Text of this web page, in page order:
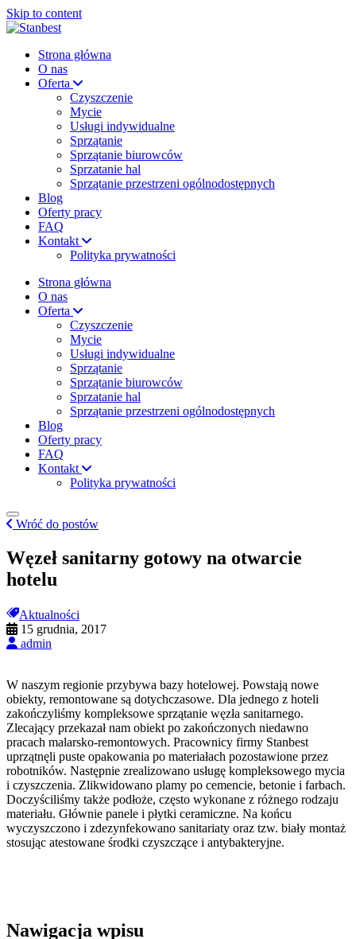
Skip to content
Strona główna
O nas
Oferta
Czyszczenie
Mycie
Usługi indywidualne
Sprzątanie
Sprzątanie biurowców
Sprzatanie hal
Sprzątanie przestrzeni ogólnodostępnych
Blog
Oferty pracy
FAQ
Kontakt
Polityka prywatności
Strona główna
O nas
Oferta
Czyszczenie
Mycie
Usługi indywidualne
Sprzątanie
Sprzątanie biurowców
Sprzatanie hal
Sprzątanie przestrzeni ogólnodostępnych
Blog
Oferty pracy
FAQ
Kontakt
Polityka prywatności
Wróć do postów
Węzeł sanitarny gotowy na otwarcie
hotelu
Aktualności
15 grudnia, 2017
admin
W naszym regionie przybywa bazy hotelowej. Powstają nowe
obiekty, remontowane są dotychczasowe. Dla jednego z hoteli
zakończyliśmy kompleksowe sprzątanie węzła sanitarnego.
Zlecający przekazał nam obiekt po zakończonych niedawno
pracach malarsko-remontowych. Pracownicy firmy Stanbest
uprzątnęli puste opakowania po materiałach pozostawione przez
robotników. Następnie zrealizowano usługę kompleksowego mycia
i czyszczenia. Zlikwidowano plamy po cemencie, betonie i farbach.
Doczyściliśmy także podłoże, często wykonane z różnego rodzaju
materiału. Głównie panele i płytki ceramiczne. Na końcu
wyczyszczono i zdezynfekowano sanitariaty oraz tzw. biały montaż
stosując atestowane środki czyszczące i antybakteryjne.
Nawigacja wpisu